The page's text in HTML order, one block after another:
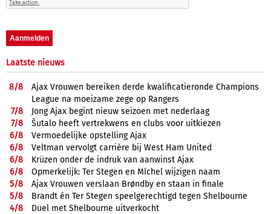
Laatste nieuws
8/8
Ajax Vrouwen bereiken derde kwalificatieronde Champions
League na moeizame zege op Rangers
7/8
Jong Ajax begint nieuw seizoen met nederlaag
7/8
Šutalo heeft vertrekwens en clubs voor uitkiezen
6/8
Vermoedelijke opstelling Ajax
6/8
Veltman vervolgt carrière bij West Ham United
6/8
Krüzen onder de indruk van aanwinst Ajax
6/8
Opmerkelijk: Ter Stegen en Míchel wijzigen naam
5/8
Ajax Vrouwen verslaan Brøndby en staan in finale
5/8
Brandt én Ter Stegen speelgerechtigd tegen Shelbourne
4/8
Duel met Shelbourne uitverkocht